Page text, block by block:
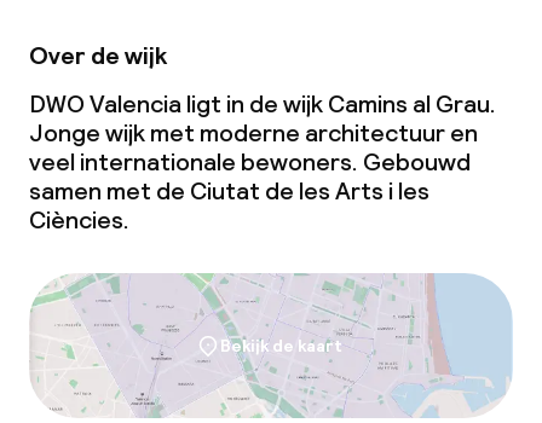
Beleid
Borg bij aankomst
Overal rookvrij
Over de wijk
DWO Valencia ligt in de wijk Camins al Grau.
Jonge wijk met moderne architectuur en
veel internationale bewoners. Gebouwd
samen met de Ciutat de les Arts i les
Ciències.
Bekijk de kaart